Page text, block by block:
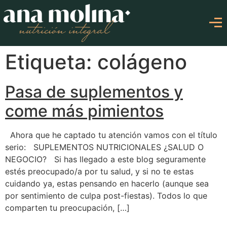
Etiqueta: colágeno
Pasa de suplementos y
come más pimientos
Ahora que he captado tu atención vamos con el título
serio: SUPLEMENTOS NUTRICIONALES ¿SALUD O
NEGOCIO? Si has llegado a este blog seguramente
estés preocupado/a por tu salud, y si no te estas
cuidando ya, estas pensando en hacerlo (aunque sea
por sentimiento de culpa post-fiestas). Todos lo que
comparten tu preocupación, […]